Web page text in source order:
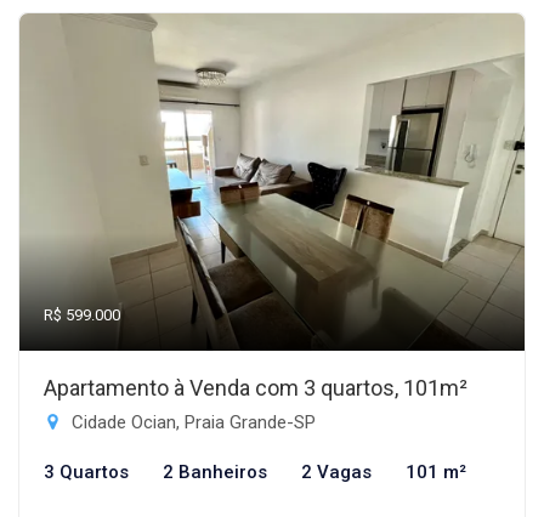
R$ 599.000
Apartamento à Venda com 3 quartos, 101m²
Cidade Ocian, Praia Grande-SP
3 Quartos 2 Banheiros 2 Vagas 101 m²